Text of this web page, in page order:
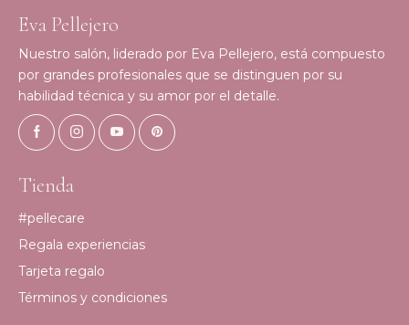
Eva Pellejero
Nuestro salón, liderado por Eva Pellejero, está compuesto
por grandes profesionales que se distinguen por su
habilidad técnica y su amor por el detalle.
Tienda
#pellecare
Regala experiencias
Tarjeta regalo
Términos y condiciones